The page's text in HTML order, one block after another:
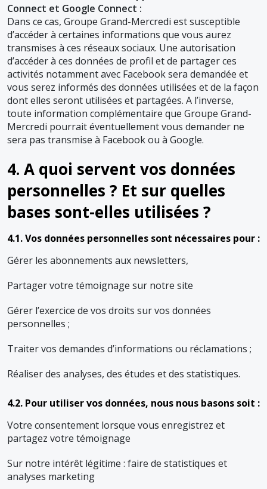
Connect et Google Connect :
Dans ce cas, Groupe Grand-Mercredi est susceptible
d’accéder à certaines informations que vous aurez
transmises à ces réseaux sociaux. Une autorisation
d’accéder à ces données de profil et de partager ces
activités notamment avec Facebook sera demandée et
vous serez informés des données utilisées et de la façon
dont elles seront utilisées et partagées. A l’inverse,
toute information complémentaire que Groupe Grand-
Mercredi pourrait éventuellement vous demander ne
sera pas transmise à Facebook ou à Google.
4. A quoi servent vos données
personnelles ? Et sur quelles
bases sont-elles utilisées ?
4.1. Vos données personnelles sont nécessaires pour :
Gérer les abonnements aux newsletters,
Partager votre témoignage sur notre site
Gérer l’exercice de vos droits sur vos données
personnelles ;
Traiter vos demandes d’informations ou réclamations ;
Réaliser des analyses, des études et des statistiques.
4.2. Pour utiliser vos données, nous nous basons soit :
Votre consentement lorsque vous enregistrez et
partagez votre témoignage
Sur notre intérêt légitime : faire de statistiques et
analyses marketing